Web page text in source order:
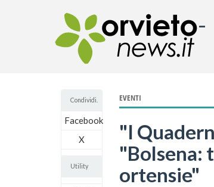
-
Condividi.
Facebook
X
Utility
EVENTI
"I
"Bolsena:
ortensie"